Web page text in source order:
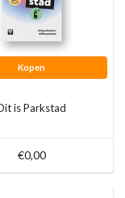
Kopen
is Parkstad
€0,00